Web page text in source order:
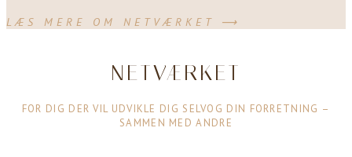
LÆS MERE OM NETVÆRKET ⟶
NETVÆRKET
FOR DIG DER VIL UDVIKLE DIG SELVOG DIN FORRETNING –
SAMMEN MED ANDRE